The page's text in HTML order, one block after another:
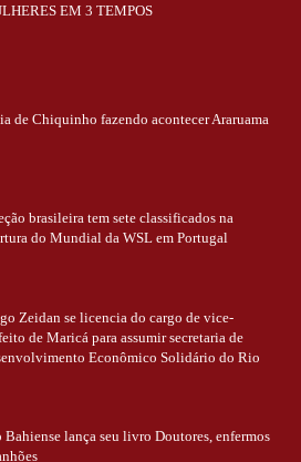
EM 3 TEMPOS
de Chiquinho fazendo acontecer Araruama
brasileira tem sete classificados na
do Mundial da WSL em Portugal
Zeidan se licencia do cargo de vice-
de Maricá para assumir secretaria de
Econômico Solidário do Rio
Bahiense lança seu livro Doutores, enfermos